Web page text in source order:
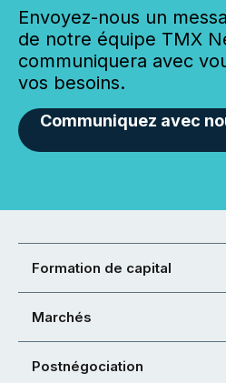
Envoyez-nous un
de notre équipe TMX
communiquera avec
vos besoins.
Communiquez avec
Formation de capital
Marchés
Postnégociation